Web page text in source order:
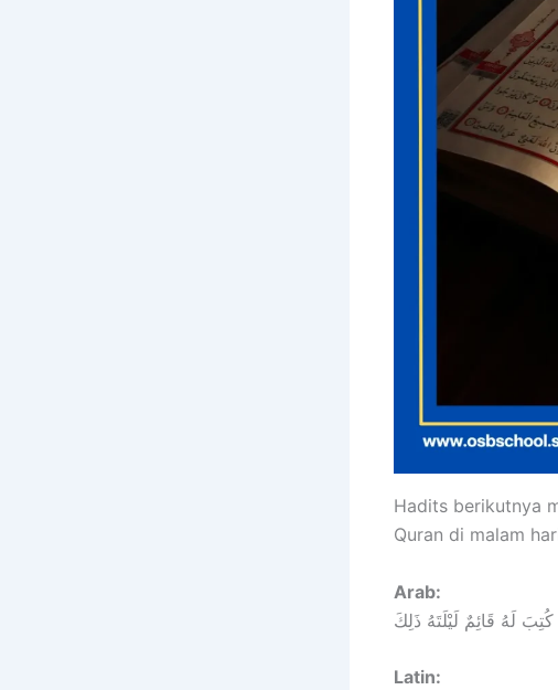
Hadits berikutnya
Quran di malam
Arab:
لَهُ قَائِمٌ لَيْلَتَهُ ذَلِكَ
Latin: